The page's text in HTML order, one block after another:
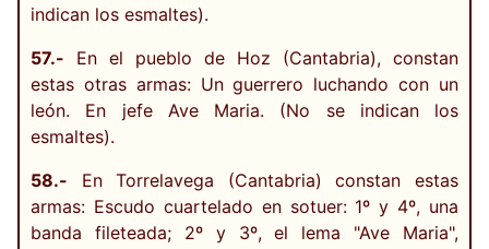
indican los esmaltes).
57.- En el pueblo de Hoz (Cantabria), constan
estas otras armas: Un guerrero luchando con un
león. En jefe Ave Maria. (No se indican los
esmaltes).
58.- En Torrelavega (Cantabria) constan estas
armas: Escudo cuartelado en sotuer: 1º y 4º, una
banda fileteada; 2º y 3º, el lema "Ave Maria",